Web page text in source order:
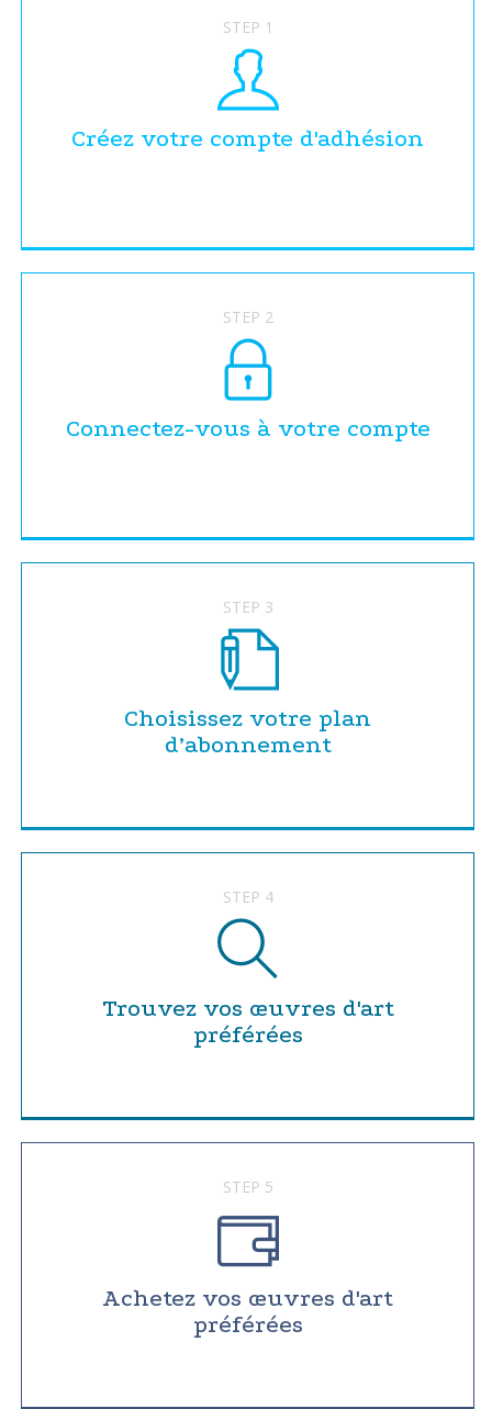
STEP 1
Créez votre compte d'adhésion
STEP 2
Connectez-vous à votre compte
STEP 3
Choisissez votre plan
d’abonnement
STEP 4
Trouvez vos œuvres d'art
préférées
STEP 5
Achetez vos œuvres d'art
préférées